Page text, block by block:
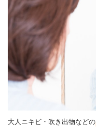
大人ニキビ・吹き出物などの